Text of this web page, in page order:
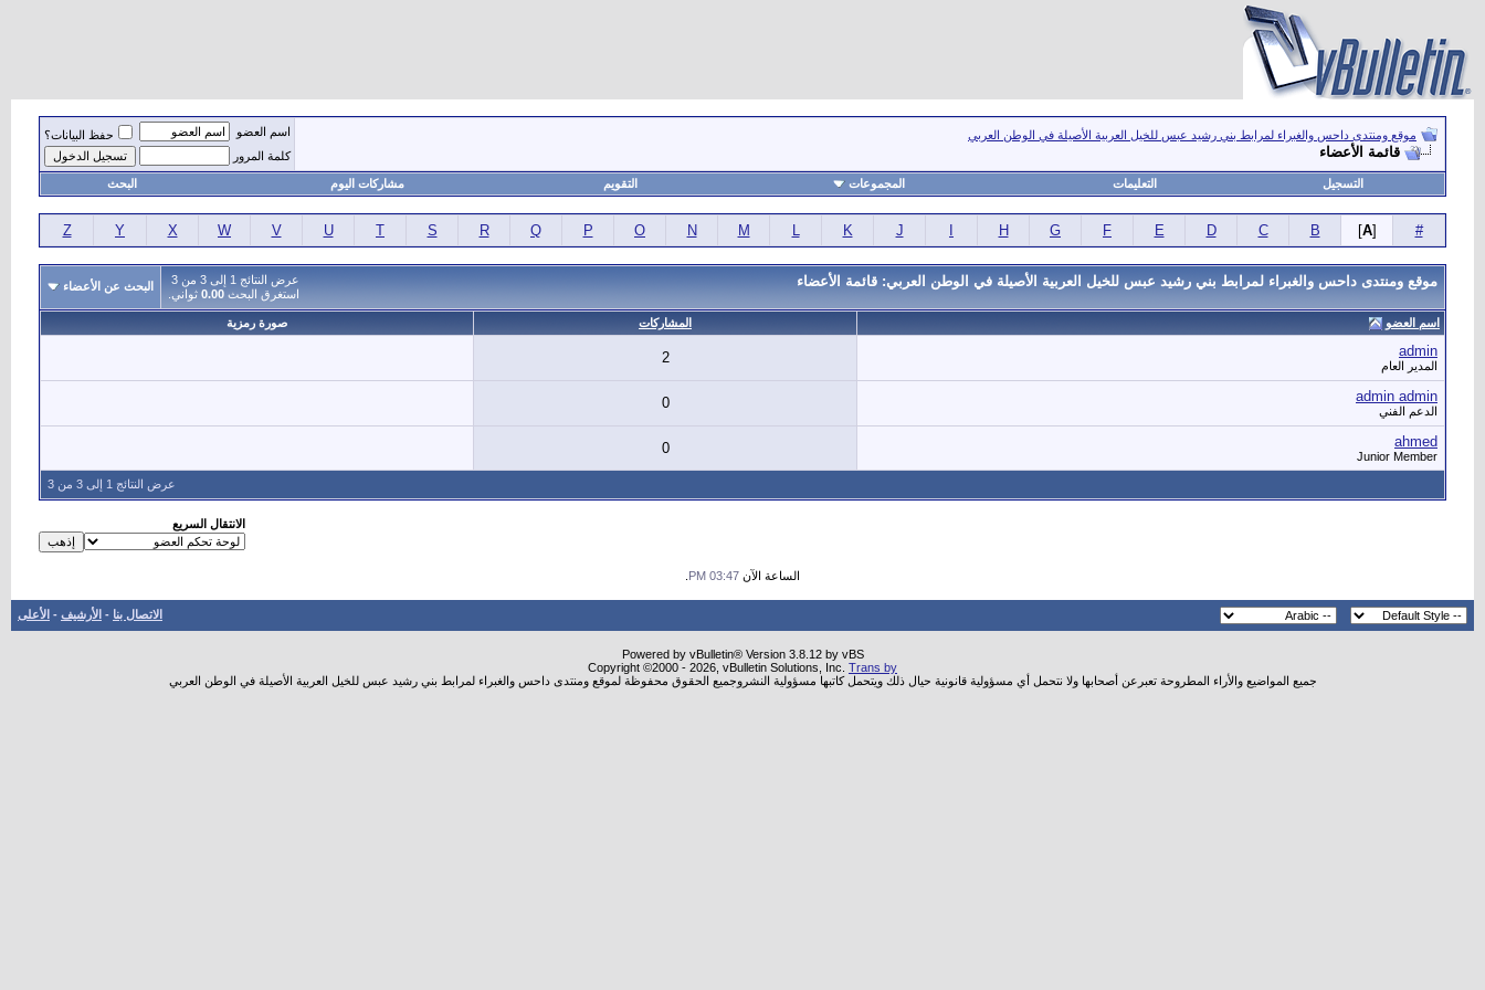
موقع ومنتدى داحس والغبراء لمرابط بني رشيد عبس للخيل العربية الأصيلة في الوطن العربي
قائمة الأعضاء
اسم العضو
حفظ البيانات؟
كلمة المرور
التسجيل التعليمات المجموعات التقويم مشاركات اليوم البحث
#
[
A
]
B
C
D
E
F
G
H
J
K
L
M
N
O
P
Q
R
S
T
U
V
W
X
Y
Z
عرض النتائج 1 إلى 3 من 3
استغرق البحث 0.00 ثواني.
موقع ومنتدى داحس والغبراء لمرابط بني رشيد عبس للخيل العربية الأصيلة في الوطن العربي: قائمة الأعضاء البحث عن الأعضاء
اسم العضو المشاركات صورة رمزية
admin
المدير العام 2
admin admin
الدعم الفني 0
ahmed
Junior Member
0
عرض النتائج 1 إلى 3 من 3
الانتقال السريع
الساعة الآن 03:47 PM
الاتصال بنا - الأرشيف - الأعلى
Powered by vBulletin® Version 3.8.12 by vBS
Copyright ©2000 - 2026, vBulletin Solutions, Inc. Trans by
جميع المواضيع والأراء المطروحة تعبرعن أصحابها ولا نتحمل أي مسؤولية قانونية حيال ذلك ويتحمل كاتبها مسؤولية النشروجميع الحقوق محفوظة لموقع ومنتدى داحس والغبراء لمرابط بني رشيد عبس للخيل العربية الأصيلة في الوطن العربي